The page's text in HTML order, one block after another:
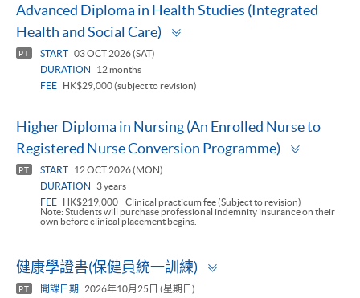
Advanced Diploma in Health Studies (Integrated
Health and Social Care)
PT START 03 OCT 2026 (SAT)
DURATION
12 months
FEE
HK$29,000 (subject to revision)
Higher Diploma in Nursing (An Enrolled Nurse to
Registered Nurse Conversion Programme)
PT START
12 OCT 2026 (MON)
DURATION
3 years
FEE
HK$219,000+ Clinical practicum fee (Subject to revision)
Note: Students will purchase professional indemnity insurance on their
own before clinical placement begins.
健康學證書(保健員統一訓練)
PT 開課日期
2026年10月25日 (星期日)